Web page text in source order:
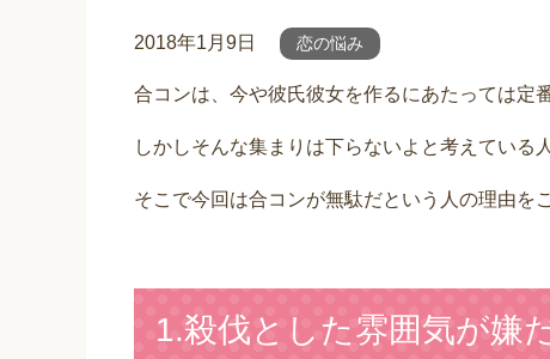
2018年1月9日 恋の悩み
合コンは、今や彼氏彼女を作るにあたっては定
しかしそんな集まりは下らないよと考えている
そこで今回は合コンが無駄だという人の理由を
1.殺伐とした雰囲気が嫌